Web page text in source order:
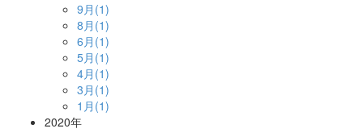
9月(1)
8月(1)
6月(1)
5月(1)
4月(1)
3月(1)
1月(1)
2020年